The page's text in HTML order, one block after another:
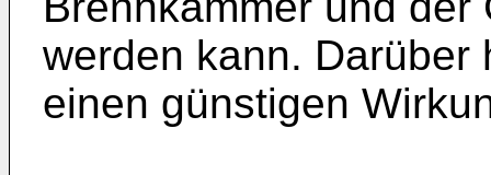
werden kann. Darüber
einen günstigen